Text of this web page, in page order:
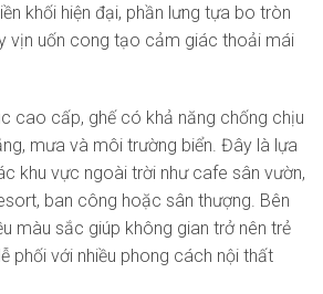
khối hiện đại, phần lưng tựa bo tròn
vịn uốn cong tạo cảm giác thoải mái
cao cấp, ghế có khả năng chống chịu
mưa và môi trường biển. Đây là lựa
khu vực ngoài trời như cafe sân vườn,
ban công hoặc sân thượng. Bên
màu sắc giúp không gian trở nên trẻ
phối với nhiều phong cách nội thất